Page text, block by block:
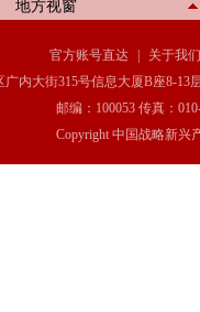
地方视窗
官方账号直达
关于我们
内大街315号信息大厦B座8-13
邮编：100053 传真：
Copyright 中国战略新兴